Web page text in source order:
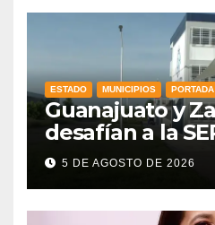
ESTADO MUNICIPIOS PORTADA
Guanajuato y
desafían a la
mantendrán en
sus prepas
5 DE AGOSTO DE 2026